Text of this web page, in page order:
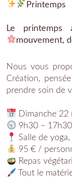
Printemps
Le
mouvement,
Nous vous
Création,
prendre soin de
Dimanche 22
9h30 – 17h30
Salle de
95 € /
Repas
Tout le